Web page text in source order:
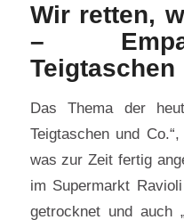
Wir retten,
–
Teigtaschen
Das Thema der
Teigtaschen und
was zur Zeit fertig
im Supermarkt
getrocknet und auch